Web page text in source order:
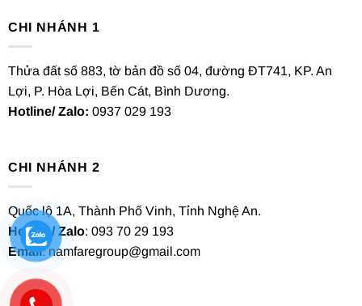
CHI NHÁNH 1
Thửa đất số 883, tờ bản đồ số 04, đường ĐT741, KP. An
Lợi, P. Hòa Lợi, Bến Cát, Bình Dương.
Hotline/ Zalo: 0937 029 193
CHI NHÁNH 2
Quốc lộ 1A, Thành Phố Vinh, Tỉnh Nghệ An.
Hotline/ Zalo: 093 70 29 193
Email: namfaregroup@gmail.com